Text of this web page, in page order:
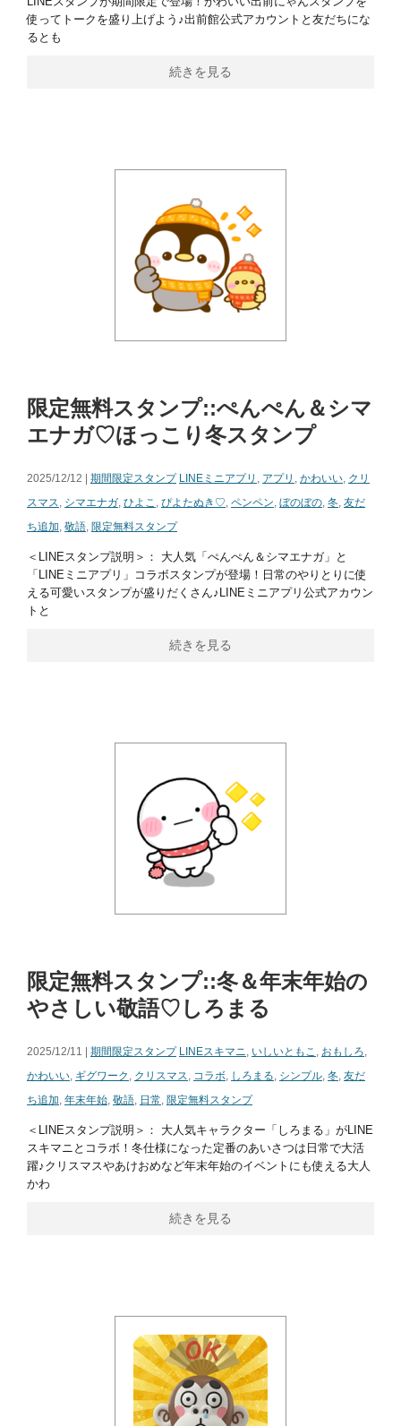
使ってトークを盛り上げよう♪出前館公式アカウントと友だちにな
るとも
続きを見る
限定無料スタンプ::ぺんぺん＆シマ
エナガ♡ほっこり冬スタンプ
2025/12/12 | 期間限定スタンプ LINEミニアプリ , アプリ , かわいい, クリ
スマス, シマエナガ, ひよこ , ぴよたぬき♡, ペンペン, ぼのぼの, 冬, 友だ
ち追加, 敬語, 限定無料スタンプ
＜LINEスタンプ説明＞： 大人気「ぺんぺん＆シマエナガ」と
「LINEミニアプリ」コラボスタンプが登場！日常のやりとりに使
える可愛いスタンプが盛りだくさん♪LINEミニアプリ公式アカウン
トと
続きを見る
限定無料スタンプ::冬＆年末年始の
やさしい敬語♡しろまる
2025/12/11 | 期間限定スタンプ LINEスキマニ, いしいともこ , おもしろ,
かわいい, ギグワーク , クリスマス, コラボ, しろまる, シンプル, 冬, 友だ
ち追加, 年末年始, 敬語, 日常, 限定無料スタンプ
＜LINEスタンプ説明＞： 大人気キャラクター「しろまる」がLINE
スキマニとコラボ！冬仕様になった定番のあいさつは日常で大活
躍♪クリスマスやあけおめなど年末年始のイベントにも使える大人
かわ
続きを見る